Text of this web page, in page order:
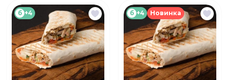
б +4 б +4 Новинка